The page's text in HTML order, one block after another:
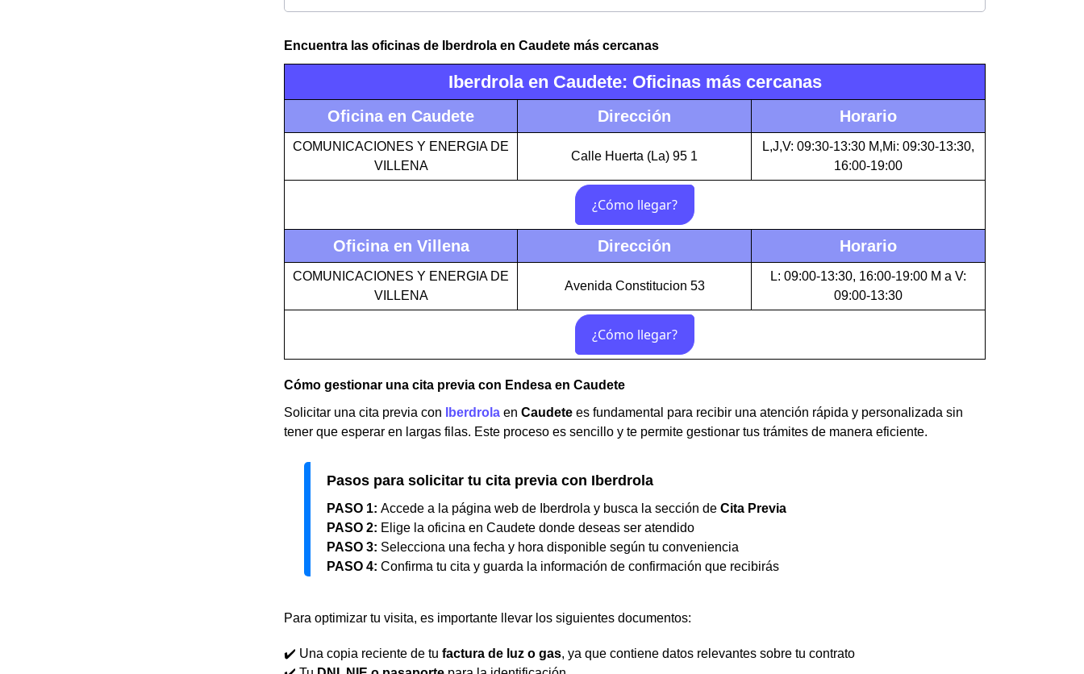
Encuentra las oficinas de Iberdrola en Caudete más cercanas
Iberdrola en Caudete: Oficinas más cercanas
Oficina en Caudete Dirección Horario
COMUNICACIONES Y ENERGIA DE
VILLENA
Calle Huerta (La) 95 1
L,J,V: 09:30-13:30 M,Mi: 09:30-13:30,
16:00-19:00
Oficina en Villena Dirección Horario
COMUNICACIONES Y ENERGIA DE
VILLENA
Avenida Constitucion 53
L: 09:00-13:30, 16:00-19:00 M a V:
09:00-13:30
Cómo gestionar una cita previa con Endesa en Caudete
Solicitar una cita previa con
Iberdrola en Caudete es fundamental para recibir una atención rápida y personalizada sin
tener que esperar en largas filas. Este proceso es sencillo y te permite gestionar tus trámites de manera eficiente.
Pasos para solicitar tu cita previa con Iberdrola
PASO 1: Accede a la página web de Iberdrola y busca la sección de Cita Previa
PASO 2: Elige la oficina en Caudete donde deseas ser atendido
PASO 3: Selecciona una fecha y hora disponible según tu conveniencia
PASO 4: Confirma tu cita y guarda la información de confirmación que recibirás
Para optimizar tu visita, es importante llevar los siguientes documentos:
✔️ Una copia reciente de tu factura de luz o gas, ya que contiene datos relevantes sobre tu contrato